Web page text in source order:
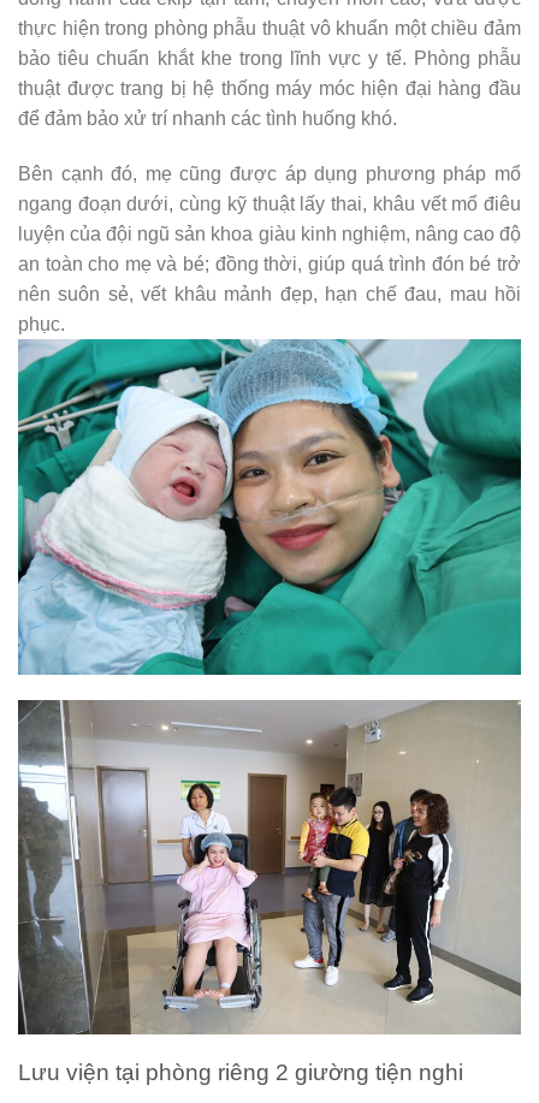
thực hiện trong phòng phẫu thuật vô khuẩn một chiều đảm
bảo tiêu chuẩn khắt khe trong lĩnh vực y tế. Phòng phẫu
thuật được trang bị hệ thống máy móc hiện đại hàng đầu
để đảm bảo xử trí nhanh các tình huống khó.
Bên cạnh đó, mẹ cũng được áp dụng phương pháp mổ
ngang đoạn dưới, cùng kỹ thuật lấy thai, khâu vết mổ điêu
luyện của đội ngũ sản khoa giàu kinh nghiệm, nâng cao độ
an toàn cho mẹ và bé; đồng thời, giúp quá trình đón bé trở
nên suôn sẻ, vết khâu mảnh đẹp, hạn chế đau, mau hồi
phục.
Lưu viện tại phòng riêng 2 giường tiện nghi